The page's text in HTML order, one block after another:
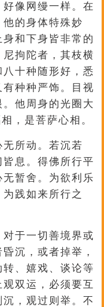
像网缦一样。在
的身体特殊妙
和下身皆非常的
拘陀者，其枝横
十种随形好，悉
种种严饰。目视
他周身的光圈大
，是菩萨心相。
所动。若沉若
息。得佛所行平
暂舍。为欲利乐
践如来所行之
于一切善境界或
沉，或者掉举，
、嬉戏、谈论等
双运，必须要互
，观过则举。不